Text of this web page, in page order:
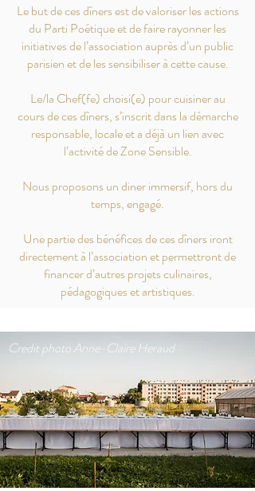
Le but de ces dîners est de valoriser les actions
du Parti Poétique et de faire rayonner les
initiatives de l’association auprès d’un public
parisien et de les sensibiliser à cette cause.
Le/la Chef(fe) choisi(e) pour cuisiner au
cours de ces dîners, s’inscrit dans la démarche
responsable, locale et a déjà un lien avec
l’activité de Zone Sensible.
Nous proposons un diner immersif, hors du
temps, engagé.
Une partie des bénéfices de ces dîners iront
directement à l’association et permettront de
financer d’autres projets culinaires,
pédagogiques et artistiques.
Credit photo Anne-Claire Heraud